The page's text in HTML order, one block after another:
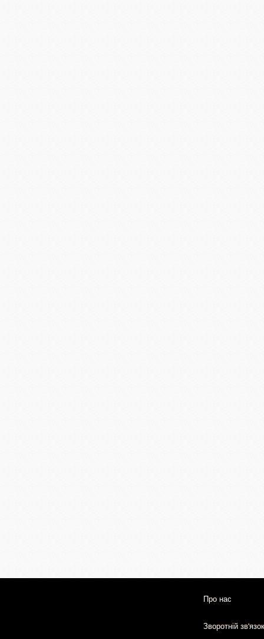
Про нас
Зворотній зв'язок